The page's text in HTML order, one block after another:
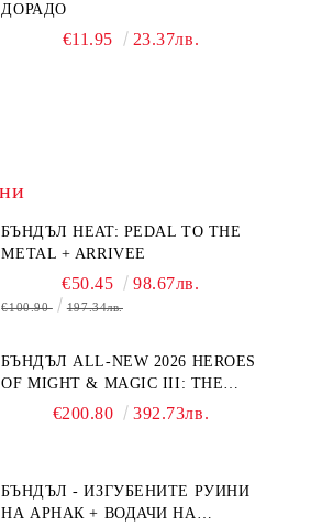
ДОРАДО
€11.95 23.37лв.
БЪНДЪЛ HEAT: PEDAL TO THE
METAL + ARRIVEE
€50.45 98.67лв.
€100.90 197.34лв.
БЪНДЪЛ ALL-NEW 2026 HEROES
OF MIGHT & MAGIC III: THE
BOARD GAME EXPANSIONS -
€200.80 392.73лв.
БЪНДЪЛ - ИЗГУБЕНИТЕ РУИНИ
НА АРНАК + ВОДАЧИ НА